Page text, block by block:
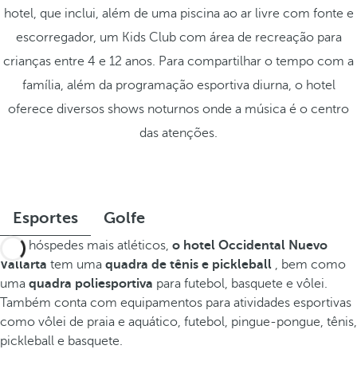
hotel, que inclui, além de uma piscina ao ar livre com fonte e
escorregador, um Kids Club com área de recreação para
crianças entre 4 e 12 anos. Para compartilhar o tempo com a
família, além da programação esportiva diurna, o hotel
oferece diversos shows noturnos onde a música é o centro
das atenções.
Esportes Golfe
Para hóspedes mais atléticos, o hotel Occidental Nuevo
Vallarta tem uma quadra de tênis e pickleball , bem como
uma quadra poliesportiva para futebol, basquete e vôlei.
Também conta com equipamentos para atividades esportivas
como vôlei de praia e aquático, futebol, pingue-pongue, tênis,
pickleball e basquete.